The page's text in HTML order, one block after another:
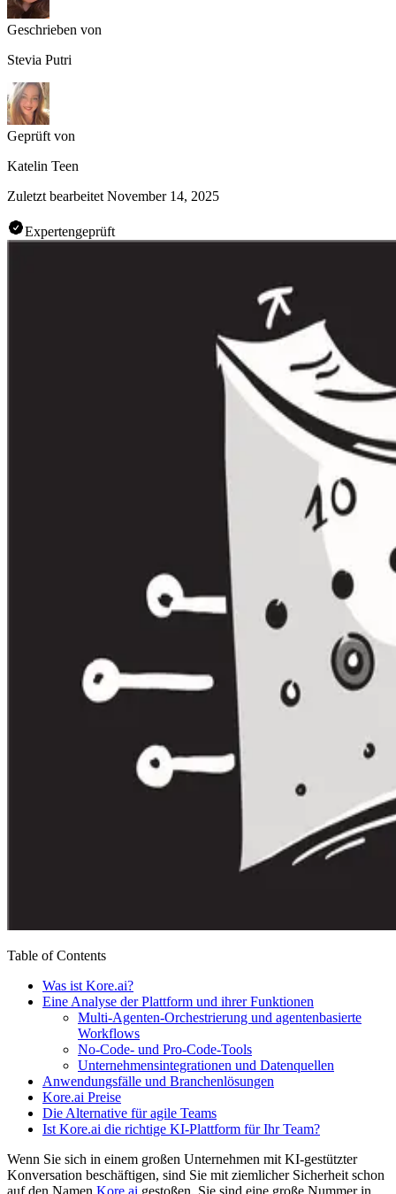
Geschrieben von
Stevia Putri
Geprüft von
Katelin Teen
Zuletzt bearbeitet November 14, 2025
Expertengeprüft
Table of Contents
Was ist Kore.ai?
Eine Analyse der Plattform und ihrer Funktionen
Multi-Agenten-Orchestrierung und agentenbasierte
Workflows
No-Code- und Pro-Code-Tools
Unternehmensintegrationen und Datenquellen
Anwendungsfälle und Branchenlösungen
Kore.ai Preise
Die Alternative für agile Teams
Ist Kore.ai die richtige KI-Plattform für Ihr Team?
Wenn Sie sich in einem großen Unternehmen mit KI-gestützter
Konversation beschäftigen, sind Sie mit ziemlicher Sicherheit schon
auf den Namen Kore.ai gestoßen. Sie sind eine große Nummer in